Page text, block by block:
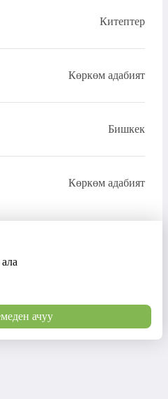
Китептер
Көркөм адабият
Бишкек
Көркөм адабият
ачуу